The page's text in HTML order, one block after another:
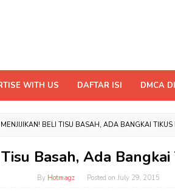
WITH US DAFTAR ISI DMCA
MENJIJIKAN! BELI TISU BASAH, ADA BANGKAI
Basah, Ada
By Hotmagz Posted on July 29, 2015